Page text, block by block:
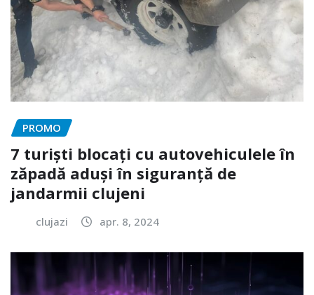
PROMO
7 turiști blocați cu autovehiculele în
zăpadă aduși în siguranță de
jandarmii clujeni
clujazi apr. 8, 2024